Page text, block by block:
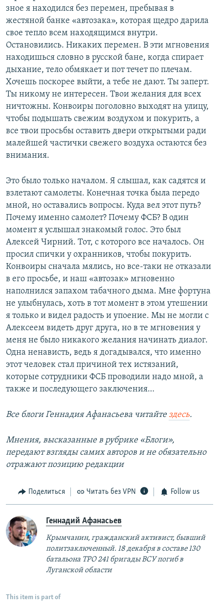
зное я находился без перемен, пребывая в
жестяной банке «автозака», которая щедро дарила
свое тепло всем находящимся внутри.
Остановились. Никаких перемен. В эти мгновения
находишься словно в русской бане, когда спирает
дыхание, тело обмякает и пот течет по плечам.
Хочешь поскорее выйти, а тебе не дают. Ты заперт.
Ты никому не интересен. Твои желания для всех
ничтожны. Конвоиры поголовно выходят на улицу,
чтобы подышать свежим воздухом и покурить, а
все твои просьбы оставить двери открытыми ради
малейшей частички свежего воздуха остаются без
внимания.
Это было только началом. Я слышал, как садятся и
взлетают самолеты. Конечная точка была передо
мной, но оставались вопросы. Куда вел этот путь?
Почему именно самолет? Почему ФСБ? В один
момент я услышал знакомый голос. Это был
Алексей Чирний. Тот, с которого все началось. Он
просил спички у охранников, чтобы покурить.
Конвоиры сначала мялись, но все-таки не отказали
в его просьбе, и наш «автозак» мгновенно
наполнился запахом табачного дыма. Мне фортуна
не улыбнулась, хоть в тот момент в этом утешении
я только и видел радость и упоение. Мы не могли с
Алексеем видеть друг друга, но в те мгновения у
меня не было никакого желания начинать диалог.
Одна ненависть, ведь я догадывался, что именно
этот человек стал причиной тех истязаний,
которые сотрудники ФСБ проводили надо мной, а
также и последующего заключения…
Все блоги Геннадия Афанасьева читайтездесь.
Мнения, высказанные в рубрике «Блоги»,
передают взгляды самих авторов и не обязательно
отражают позицию редакции
Поделиться Читать без VPN Follow us
Геннадий Афанасьев
Крымчанин, гражданский активист, бывший
политзаключенный. 18 декабря в составе 130
батальона ТРО 241 бригады ВСУ погиб в
Луганской области​
This item is part of